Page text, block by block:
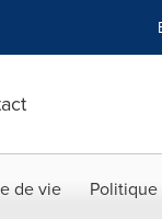
de vie